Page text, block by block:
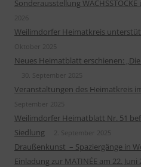
Sonderausstellung
2026
Weilimdorfer Heimatkreis
Oktober 2025
Neues Heimatblatt erschienen:
30. September 2025
Veranstaltungen des Heimatkreis
September 2025
Weilimdorfer Heimatblatt Nr. 51
Siedlung
2. September 2025
Draußenkunst – Spaziergänge in
Einladung zur MATINÉE am 22. Juni